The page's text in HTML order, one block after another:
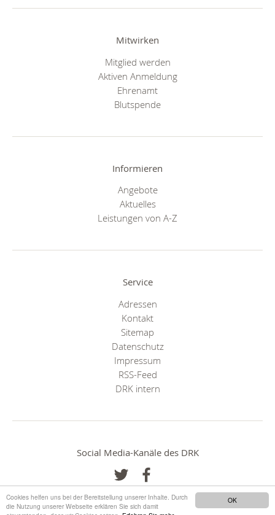
OK
Cookies helfen uns bei der Bereitstellung unserer Inhalte. Durch
die Nutzung unserer Webseite erklären Sie sich damit
Mitwirken
Mitglied werden
Aktiven Anmeldung
Ehrenamt
Blutspende
Informieren
Angebote
Aktuelles
Leistungen von A-Z
Service
Adressen
Kontakt
Sitemap
Datenschutz
Impressum
RSS-Feed
DRK intern
Social Media-Kanäle des DRK